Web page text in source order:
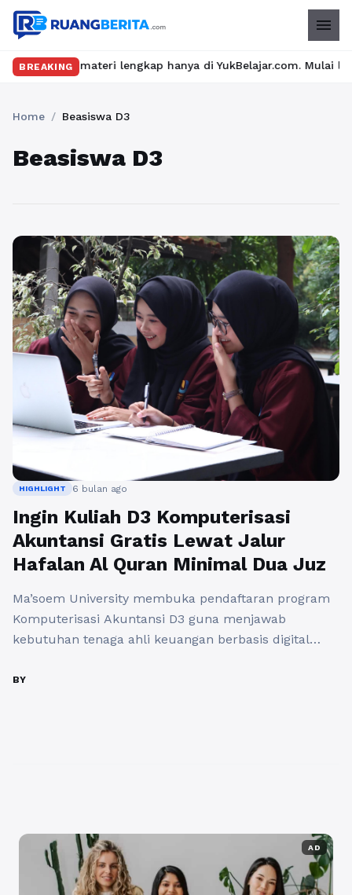
menu
BREAKING
materi lengkap hanya di YukBelajar.com. Mulai
Home / Beasiswa D3
Beasiswa D3
HIGHLIGHT 6 bulan ago
Ingin Kuliah D3 Komputerisasi
Akuntansi Gratis Lewat Jalur
Hafalan Al Quran Minimal Dua Juz
Ma’soem University membuka pendaftaran program
Komputerisasi Akuntansi D3 guna menjawab
kebutuhan tenaga ahli keuangan berbasis digital
nol saat ini melalui skema bantuan dana pendidikan
BY
AD